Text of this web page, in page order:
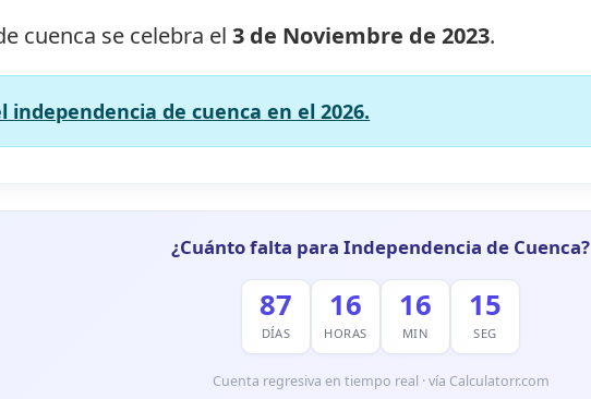
cuenca se celebra el3 de Noviembre de 2023.
independencia de cuenca en el 2026.
¿Cuánto falta para Independencia de Cuenca?
87
DÍAS
16
HORAS
16
MIN
12
SEG
Cuenta regresiva en tiempo real · vía Calculatorr.com